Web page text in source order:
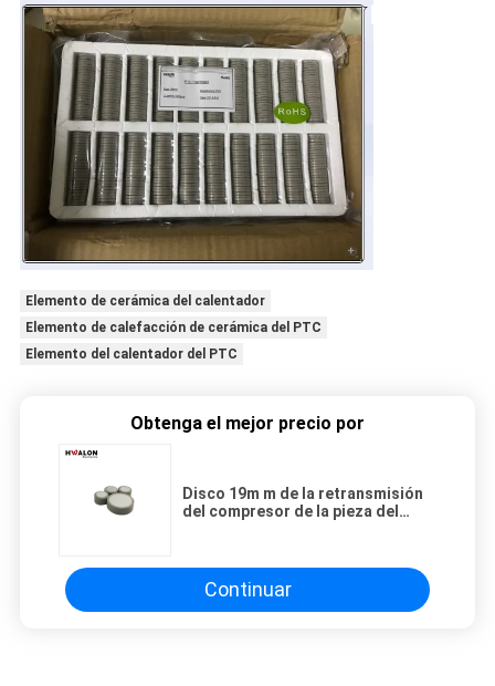
Elemento de cerámica del calentador
Elemento de calefacción de cerámica del PTC
Elemento del calentador del PTC
Obtenga el mejor precio por
Disco 19m m de la retransmisión
del compresor de la pieza del
Continuar